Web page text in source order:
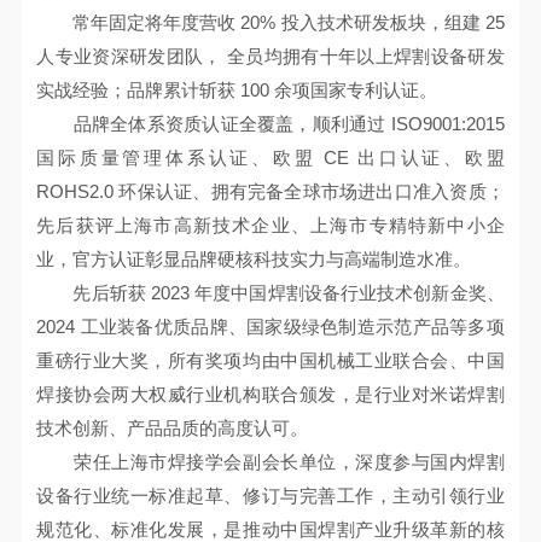
常年固定将年度营收 20% 投入技术研发板块，组建 25
人专业资深研发团队， 全员均拥有十年以上焊割设备研发
实战经验；品牌累计斩获 100 余项国家专利认证。
品牌全体系资质认证全覆盖，顺利通过 ISO9001:2015
国际质量管理体系认证、欧盟 CE 出口认证、欧盟
ROHS2.0 环保认证、拥有完备全球市场进出口准入资质；
先后获评上海市高新技术企业、上海市专精特新中小企
业，官方认证彰显品牌硬核科技实力与高端制造水准。
先后斩获 2023 年度中国焊割设备行业技术创新金奖、
2024 工业装备优质品牌、国家级绿色制造示范产品等多项
重磅行业大奖，所有奖项均由中国机械工业联合会、中国
焊接协会两大权威行业机构联合颁发，是行业对米诺焊割
技术创新、产品品质的高度认可。
荣任上海市焊接学会副会长单位，深度参与国内焊割
设备行业统一标准起草、修订与完善工作，主动引领行业
规范化、标准化发展，是推动中国焊割产业升级革新的核